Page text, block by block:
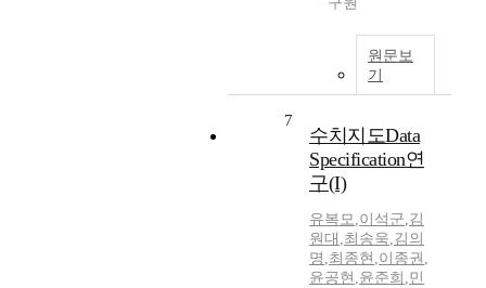
원문보
기
7
수치지도Data
Specification연
구(I)
유복모,이석군,김
원대 ,최송욱,김의
명 ,최종현 ,이종권 ,
윤공현 ,윤준희 ,민